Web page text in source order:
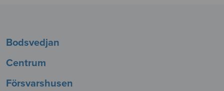
Bodsvedjan
Centrum
Försvarshusen